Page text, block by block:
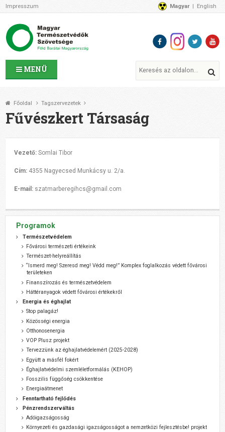
MENÜ
Impresszum Magyar English
Az MTVSZ-ről
Programok
MTVSZ ügyek és események
Tagszervezetek
Támogatóink
CSATLAKOZZ hozzánk!
1%
Támogatás
Főoldal Tagszervezetek
Fűvészkert Társaság
Vezető: Somlai Tibor
Cím: 4355 Nagyecsed Munkácsy u. 2/a.
E-mail: szatmarberegihcs@gmail.com
Programok
Természetvédelem
Fővárosi természeti értékeink
Természet-helyreállítás
“Ismerd meg! Szeresd meg! Védd meg!” Komplex foglalkozás védett fővárosi
területeken
Finanszírozás és természetvédelem
Háttéranyagok védett fővárosi értékekről
Energia és éghajlat
Stop palagáz!
Közösségi energia
Otthonosenergia
VOP Plusz projekt
Tervezzünk az éghajlatvédelemért (2025-2028)
Együtt a másfél fokért
Éghajlatvédelmi szemléletformálás (KEHOP)
Fosszilis függőség csökkentése
Energiaátmenet
Fenntartható fejlődés
Pénzrendszerváltás
Adóigazságosság
Környezeti és gazdasági igazságosságot a nemzetközi fejlesztésbe! projekt